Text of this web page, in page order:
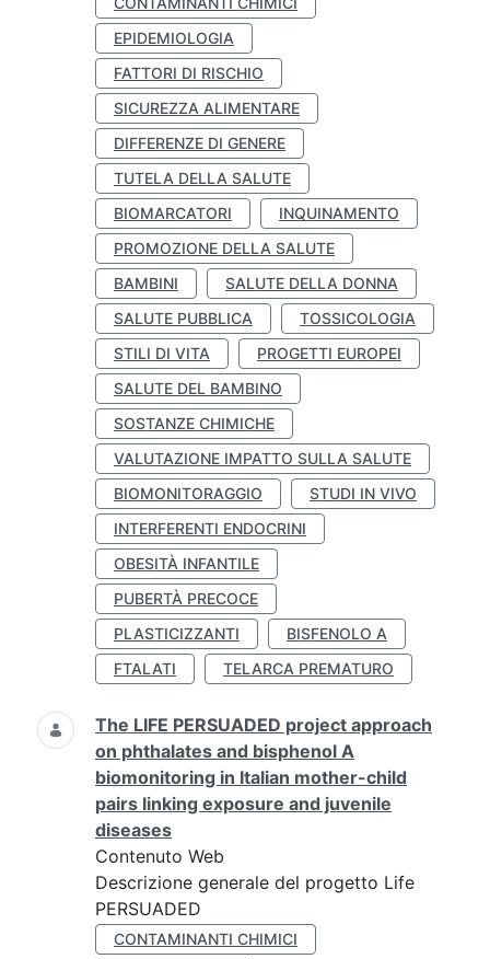
EPIDEMIOLOGIA
FATTORI DI RISCHIO
SICUREZZA ALIMENTARE
DIFFERENZE DI GENERE
TUTELA DELLA SALUTE
BIOMARCATORI
INQUINAMENTO
PROMOZIONE DELLA SALUTE
BAMBINI
SALUTE DELLA DONNA
SALUTE PUBBLICA
TOSSICOLOGIA
STILI DI VITA
PROGETTI EUROPEI
SALUTE DEL BAMBINO
SOSTANZE CHIMICHE
VALUTAZIONE IMPATTO SULLA SALUTE
BIOMONITORAGGIO
STUDI IN VIVO
INTERFERENTI ENDOCRINI
OBESITÀ INFANTILE
PUBERTÀ PRECOCE
PLASTICIZZANTI
BISFENOLO A
FTALATI
TELARCA PREMATURO
The LIFE PERSUADED project approach
on phthalates and bisphenol A
biomonitoring in Italian mother-child
pairs linking exposure and juvenile
diseases
Contenuto Web
Descrizione generale del progetto Life
PERSUADED
CONTAMINANTI CHIMICI